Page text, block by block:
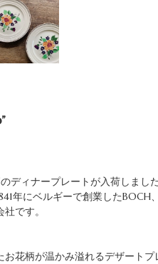
ディナープレートが入荷しまし
年にベルギーで創業したBOCH
です。
花柄が温かみ溢れるデザート